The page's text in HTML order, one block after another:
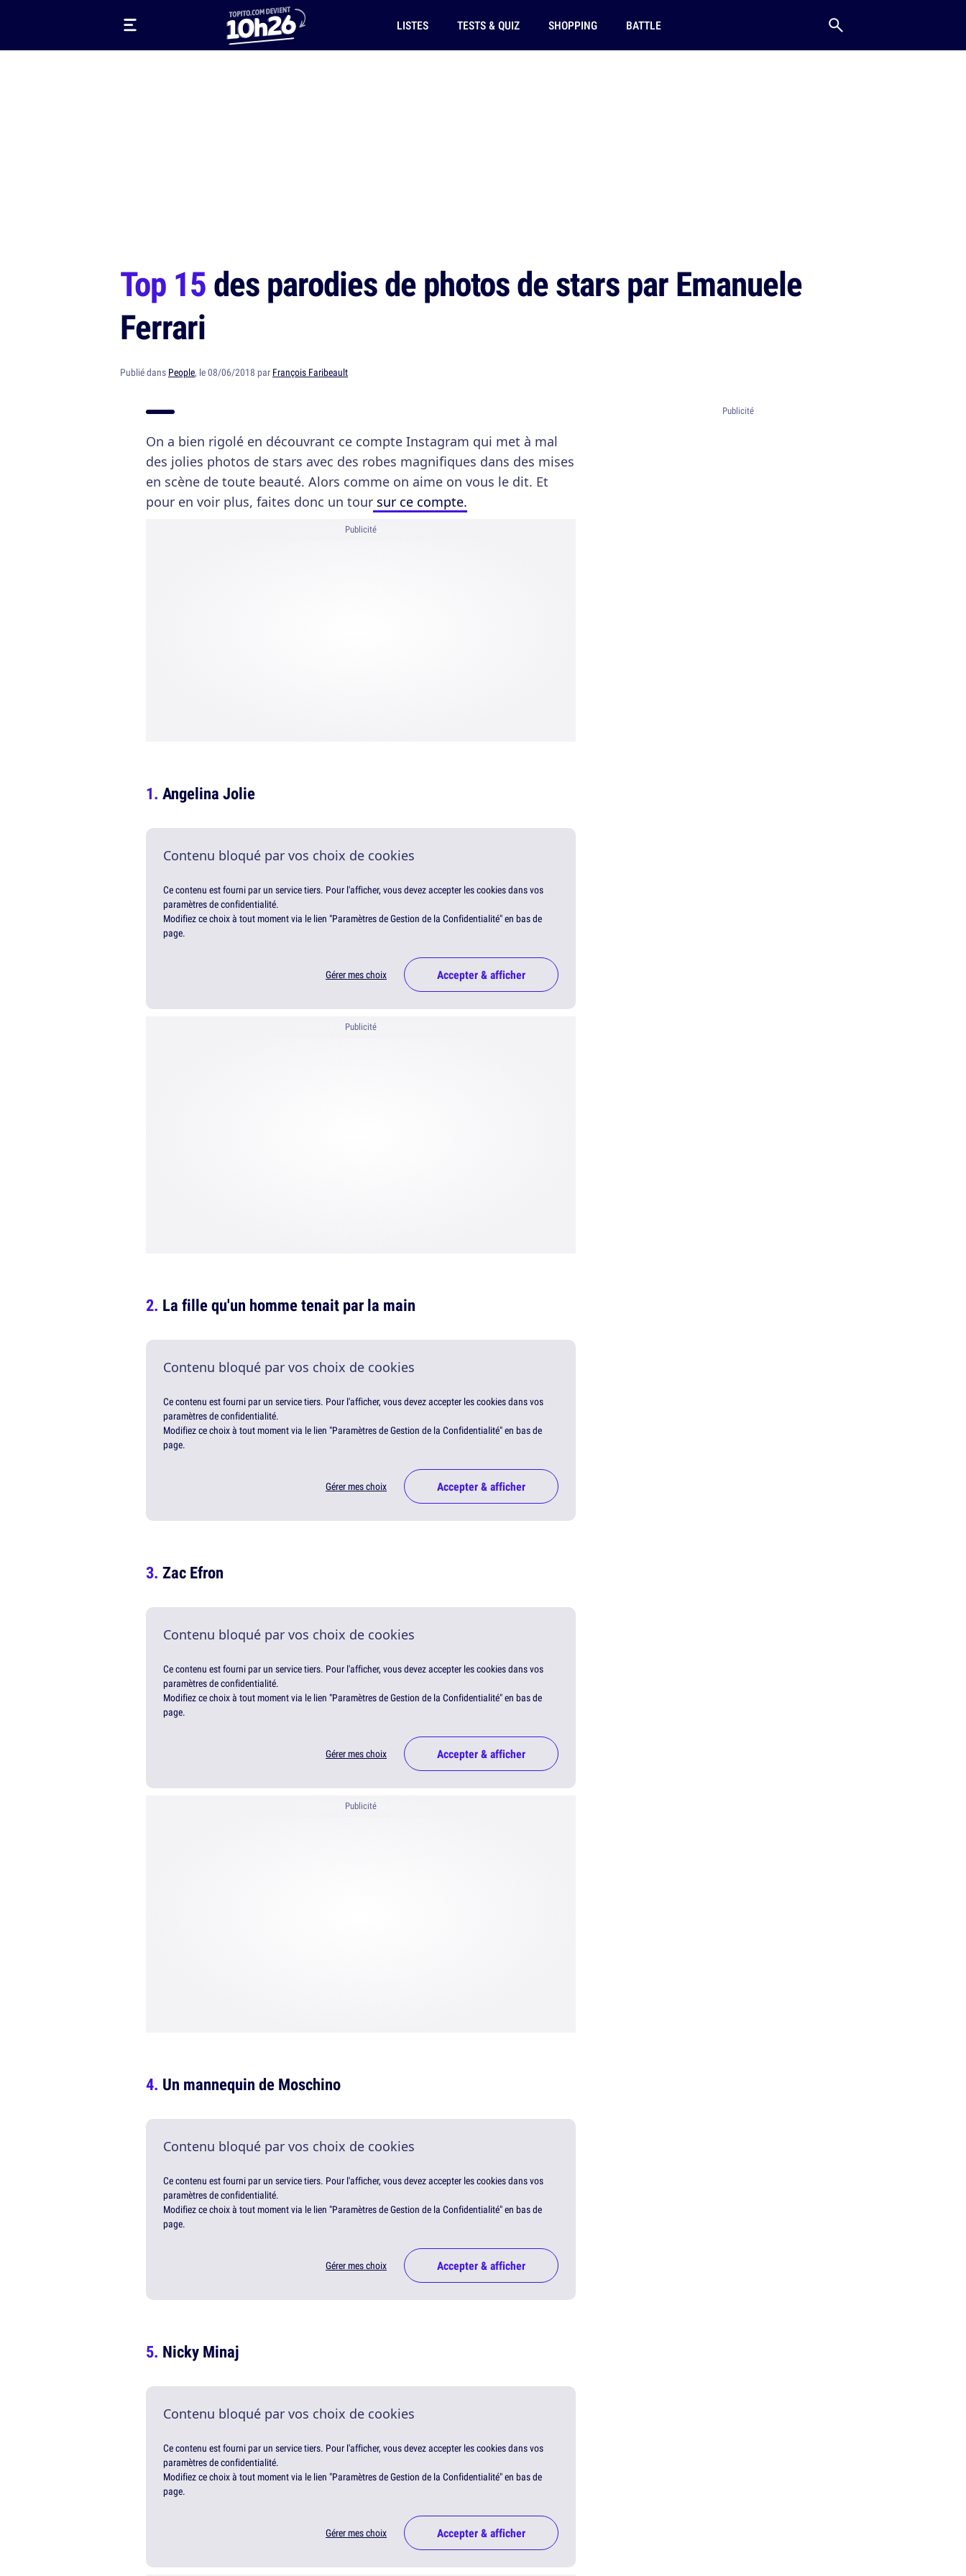
LISTES TESTS & QUIZ SHOPPING BATTLE
Top 15des parodies de photos de stars par Emanuele
Ferrari
Publié dans People, le 08/06/2018 par François Faribeault
On a bien rigolé en découvrant ce compte Instagram qui met à mal
des jolies photos de stars avec des robes magnifiques dans des mises
en scène de toute beauté. Alors comme on aime on vous le dit. Et
pour en voir plus, faites donc un tour sur ce compte.
Publicité
Angelina Jolie
Contenu bloqué par vos choix de cookies
Ce contenu est fourni par un service tiers. Pour l'afficher, vous devez accepter les cookies dans vos
paramètres de confidentialité.
Modifiez ce choix à tout moment via le lien "Paramètres de Gestion de la Confidentialité" en bas de
page.
Gérer mes choix Accepter & afficher
Publicité
La fille qu'un homme tenait par la main
Contenu bloqué par vos choix de cookies
Ce contenu est fourni par un service tiers. Pour l'afficher, vous devez accepter les cookies dans vos
paramètres de confidentialité.
Modifiez ce choix à tout moment via le lien "Paramètres de Gestion de la Confidentialité" en bas de
page.
Gérer mes choix Accepter & afficher
Zac Efron
Contenu bloqué par vos choix de cookies
Ce contenu est fourni par un service tiers. Pour l'afficher, vous devez accepter les cookies dans vos
paramètres de confidentialité.
Modifiez ce choix à tout moment via le lien "Paramètres de Gestion de la Confidentialité" en bas de
page.
Gérer mes choix Accepter & afficher
Publicité
Un mannequin de Moschino
Contenu bloqué par vos choix de cookies
Ce contenu est fourni par un service tiers. Pour l'afficher, vous devez accepter les cookies dans vos
paramètres de confidentialité.
Modifiez ce choix à tout moment via le lien "Paramètres de Gestion de la Confidentialité" en bas de
page.
Gérer mes choix Accepter & afficher
Nicky Minaj
Contenu bloqué par vos choix de cookies
Ce contenu est fourni par un service tiers. Pour l'afficher, vous devez accepter les cookies dans vos
paramètres de confidentialité.
Modifiez ce choix à tout moment via le lien "Paramètres de Gestion de la Confidentialité" en bas de
page.
Gérer mes choix Accepter & afficher